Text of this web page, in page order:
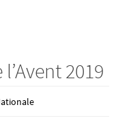
2019